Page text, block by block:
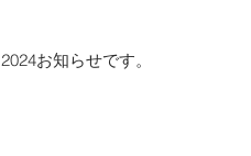
2024お知らせです。